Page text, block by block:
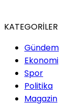
KATEGORİLER
Gündem
Ekonomi
Spor
Politika
Magazin